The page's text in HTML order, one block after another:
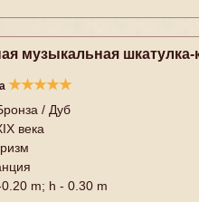
музыкальная шкатулка-
★★★★★
/ Дуб
века
m; h - 0.30 m